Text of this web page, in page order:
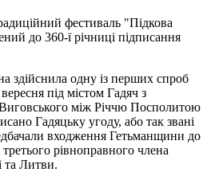
фестиваль "Підкова
до 360-ї річниці підписання
здійснила одну із перших спроб
вересня під містом Гадяч з
між Річчю Посполитою
Гадяцьку угоду, або так звані
и входження Гетьманщини до
рівноправного члена
та Литви.